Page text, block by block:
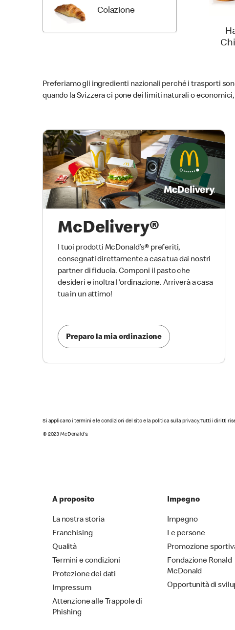
Colazione
Preferiamo gli ingredienti nazionali perché i trasporti
quando la Svizzera ci pone dei limiti naturali o
McDelivery®
I tuoi prodotti McDonald’s® preferiti,
consegnati direttamente a casa tua dai nostri
partner di fiducia. Componi il pasto che
desideri e inoltra l'ordinazione. Arriverà a casa
tua in un attimo!
Preparo la mia ordinazione
Si applicano i termini e le condizioni del sito e la politica sulla privacy. Tutti i diritti
© 2023 McDonald's.
A proposito
La nostra storia
Franchising
Qualità
Termini e condizioni
Protezione dei dati
Impressum
Attenzione alle Trappole di
Phishing
Impegno
Impegno
Le persone
Promozione
Fondazione Ronald
McDonald
Opportunità di